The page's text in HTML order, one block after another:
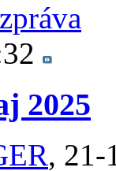
2025
‎, 21-